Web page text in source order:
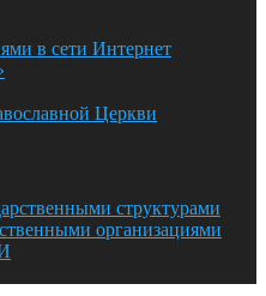
в сети Интернет
Церкви
структурами
организациями